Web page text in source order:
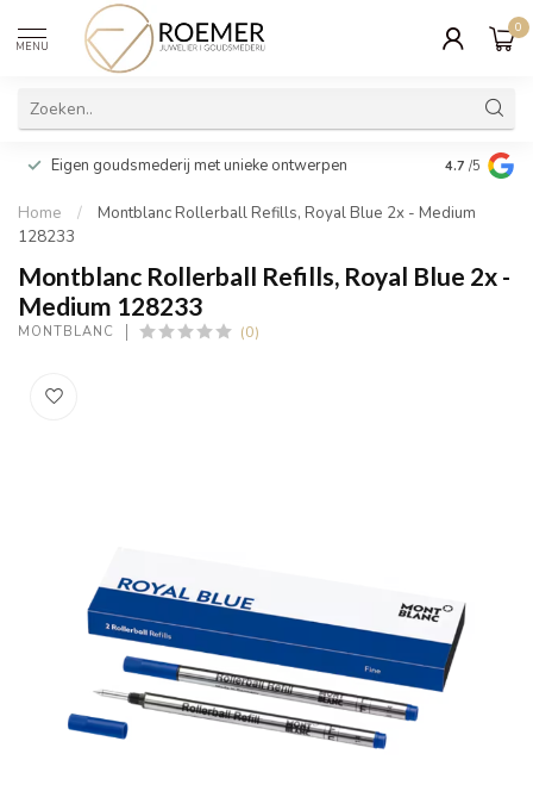
MENU
0
Eigen goudsmederij met unieke ontwerpen Wij
cadeau
4.7 /5
Home /
Montblanc Rollerball Refills, Royal Blue 2x - Medium
128233
Montblanc Rollerball Refills, Royal Blue 2x -
Medium 128233
MONTBLANC (0)